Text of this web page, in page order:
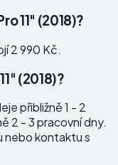
11" (2018)?
2 990 Kč.
(2018)?
přibližně 1 - 2
2 - 3 pracovní dny.
nebo kontaktu s